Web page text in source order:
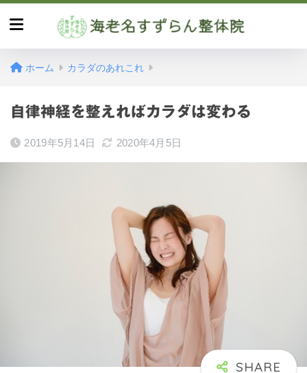
ホーム カラダのあれこれ
自律神経を整えればカラダは変わる
2019年5月14日 2020年4月5日